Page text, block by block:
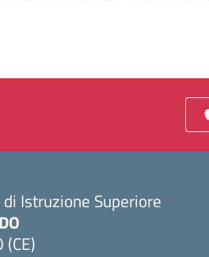
Istruzione Superiore
(CE)